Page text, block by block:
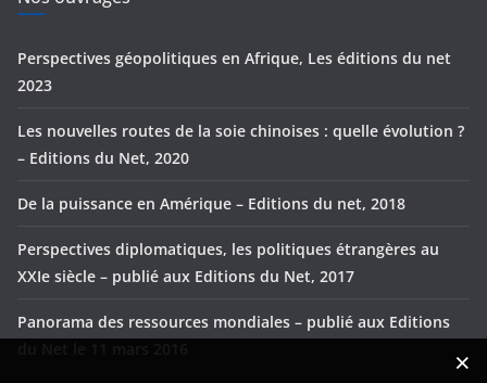
Perspectives géopolitiques en Afrique, Les éditions du net
2023
Les nouvelles routes de la soie chinoises : quelle évolution ?
– Editions du Net, 2020
De la puissance en Amérique – Editions du net, 2018
Perspectives diplomatiques, les politiques étrangères au
XXIe siècle – publié aux Editions du Net, 2017
Panorama des ressources mondiales – publié aux Editions